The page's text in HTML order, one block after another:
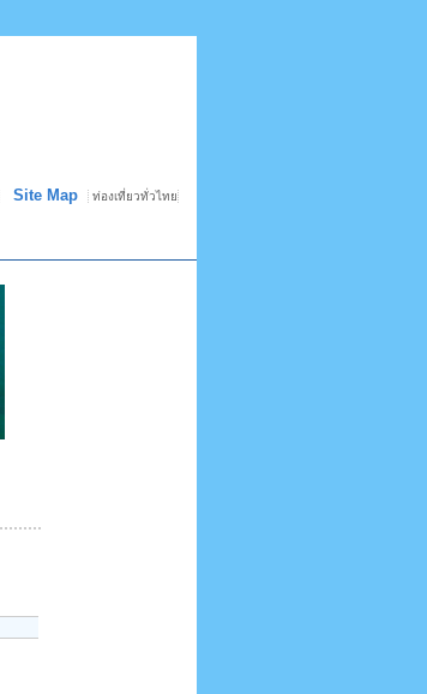
Site Map ท่องเที่ยวทั่วไทย